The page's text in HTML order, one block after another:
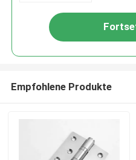
Empfohlene Produkte